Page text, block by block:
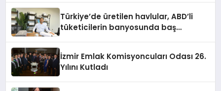
Türkiye’de üretilen havlular, ABD’li
tüketicilerin banyosunda baş
İzmir Emlak Komisyoncuları Odası 26.
Yılını Kutladı